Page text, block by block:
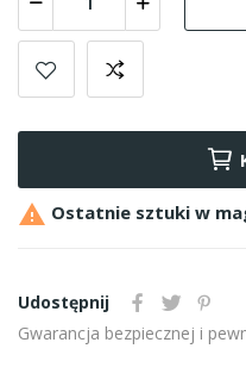
 Ostatnie sztuki w
Udostępnij
Gwarancja bezpiecznej i